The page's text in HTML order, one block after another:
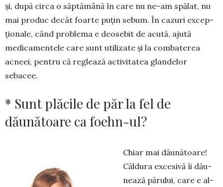
și, după circa o săptămână în care nu ne-am spălat, nu
mai pro­duc decât foarte puțin sebum. În cazuri excep­
ționale, când problema e deosebit de acută, ajută
medicamentele care sunt utilizate și la com­baterea
acneei, pentru că reglează activitatea glan­delor
sebacee.
* Sunt plăcile de păr la fel de
dăunătoare ca foehn-ul?
Chiar mai dăunătoare!
Căldura excesivă îi dău­
nea­ză părului, care e al­